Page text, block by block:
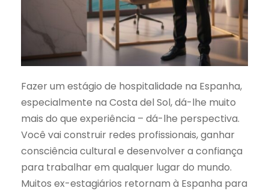
Fazer um estágio de hospitalidade na Espanha,
especialmente na Costa del Sol, dá-lhe muito
mais do que experiência – dá-lhe perspectiva.
Você vai construir redes profissionais, ganhar
consciência cultural e desenvolver a confiança
para trabalhar em qualquer lugar do mundo.
Muitos ex-estagiários retornam à Espanha para